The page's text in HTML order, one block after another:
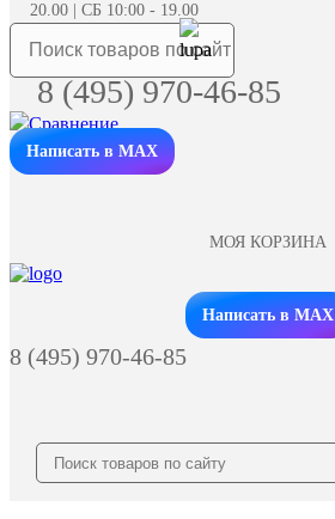
20.00 | СБ 10:00 - 19.00
8 (495) 970-46-85
Написать в MAX
МОЯ КОРЗИНА
Заказать звонок
Написать в MAX
8 (495) 970-46-85